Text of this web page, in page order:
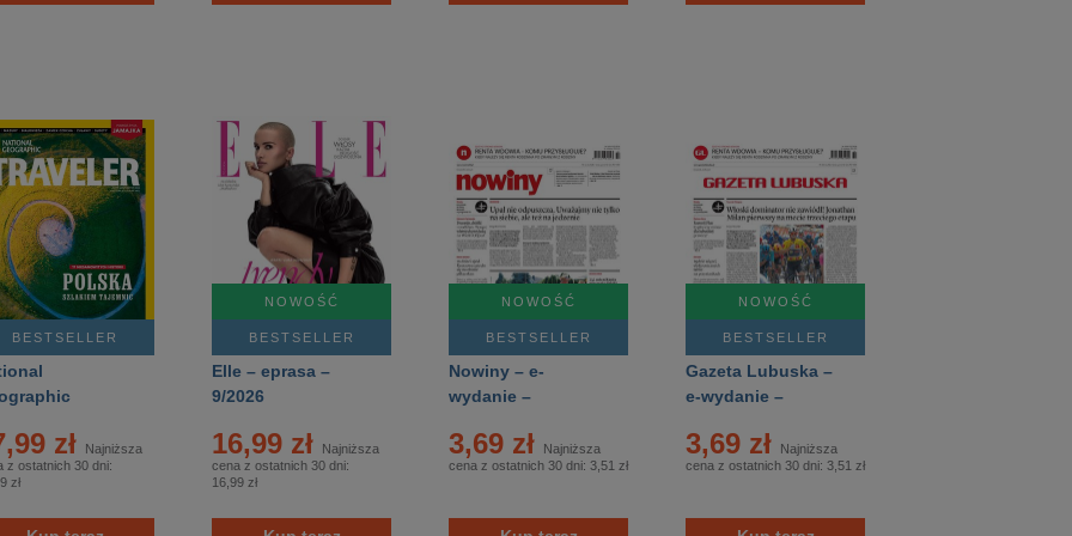
BESTSELLER
– 8/2026
zł
Najniższa
z ostatnich 30 dni:
zł
NOWOŚĆ
BESTSELLER
Elle – eprasa –
9/2026
16,99 zł
Najniższa
cena z ostatnich 30 dni:
16,99 zł
NOWOŚĆ
BESTSELLER
Nowiny – e-
wydanie –
3,69 zł
Najniższa
cena z ostatnich 30 dni: 3,51 zł
NOWOŚĆ
BESTSELLER
Gazeta Lubuska –
e-wydanie –
3,69 zł
Najniższa
cena z ostatnich 30 dni: 3,51 zł